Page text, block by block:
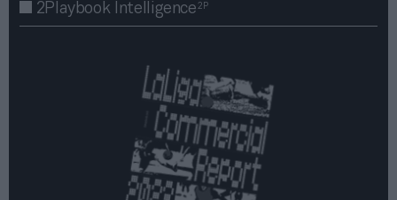
2Playbook Intelligence2P